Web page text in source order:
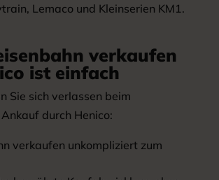
Lemaco und Kleinserien KM1.
verkaufen
ist einfach
Sie sich verlassen beim
durch Henico:
verkaufen unkompliziert zum